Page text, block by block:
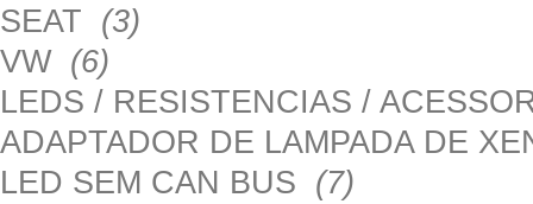
SEAT (3)
VW (6)
LEDS / RESISTENCIAS /
ADAPTADOR DE LAMPADA DE
LED SEM CAN BUS (7)